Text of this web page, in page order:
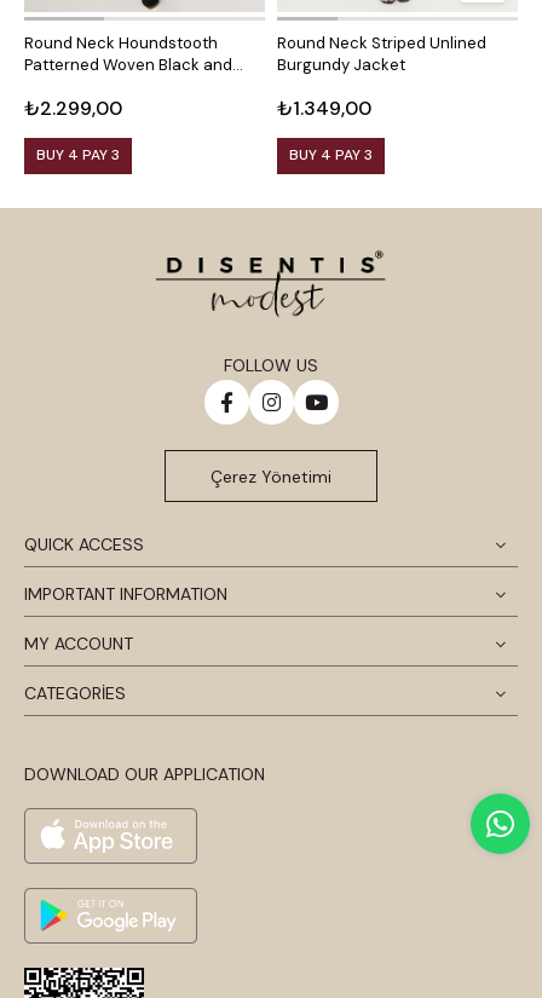
Round Neck Houndstooth
Patterned Woven Black and
Pockets
₺2.299,00
BUY 4 PAY 3
Round Neck Striped Unlined
Burgundy Jacket
₺1.349,00
BUY 4 PAY 3
QUICK ACCESS
IMPORTANT INFORMATION
MY ACCOUNT
CATEGORİES
DOWNLOAD OUR APPLICATION
FOLLOW US
Çerez Yönetimi